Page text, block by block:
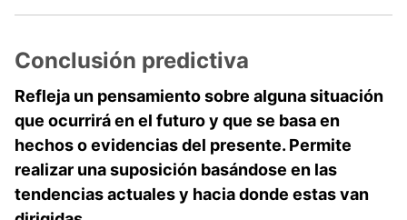
Conclusión predictiva
Refleja un pensamiento sobre alguna situación
que ocurrirá en el futuro y que se basa en
hechos o evidencias del presente. Permite
realizar una suposición basándose en las
tendencias actuales y hacia donde estas van